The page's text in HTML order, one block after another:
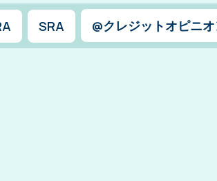
SRA @クレジットオピニ